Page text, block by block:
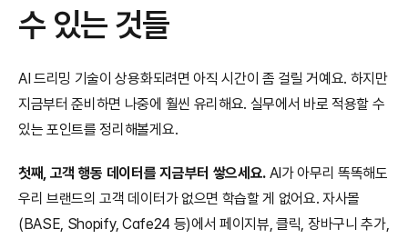
수 있는 것들
AI 드리밍 기술이 상용화되려면 아직 시간이 좀 걸릴 거예요. 하지만
지금부터 준비하면 나중에 훨씬 유리해요. 실무에서 바로 적용할 수
있는 포인트를 정리해볼게요.
첫째, 고객 행동 데이터를 지금부터 쌓으세요. AI가 아무리 똑똑해도
우리 브랜드의 고객 데이터가 없으면 학습할 게 없어요. 자사몰
(BASE, Shopify, Cafe24 등)에서 페이지뷰, 클릭, 장바구니 추가,